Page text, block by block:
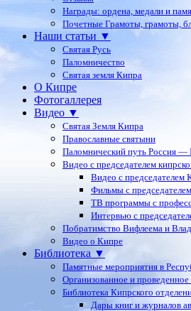
Награды: ордена, медали и
Почетные Грамоты, грамоты,
Наши статьи ▼
Святая Русь
Паломничество
Святая земля Кипра
О Кипре
Фотогаллерея
Видео ▼
Святая Земля Кипра
Православные святыни
Паломнический путь Россия
Видео с председателем
Видео с
Фильмы с
ТВ программы с
Интервью с
Побратимство Вифлеема и
Видео о Кипре
Библиотека ▼
Памятные мероприятия в
Организованное и
Библиотека Кипрского
Дары книг и журналов